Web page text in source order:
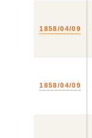
1858/04/09
1858/04/09